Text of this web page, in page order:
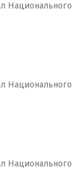
Национального
Национального
Национального